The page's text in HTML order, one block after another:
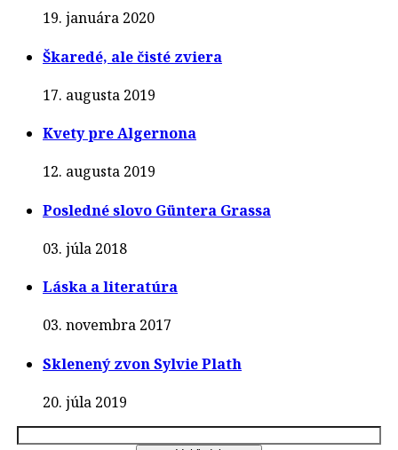
19. januára 2020
Škaredé, ale čisté zviera
17. augusta 2019
Kvety pre Algernona
12. augusta 2019
Posledné slovo Güntera Grassa
03. júla 2018
Láska a literatúra
03. novembra 2017
Sklenený zvon Sylvie Plath
20. júla 2019